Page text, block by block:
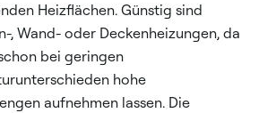
Heizflächen. Günstig sind
, Wand- oder Deckenheizungen, da
bei geringen
hohe
aufnehmen lassen. Die